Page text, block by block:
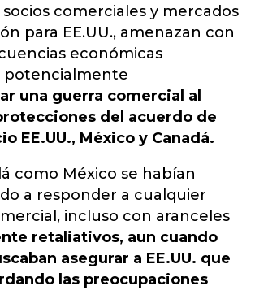
comerciales y mercados
para EE.UU., amenazan con
económicas
potencialmente
una guerra comercial al
del acuerdo de
EE.UU., México y Canadá.
como México se habían
a responder a cualquier
incluso con aranceles
retaliativos, aun cuando
asegurar a EE.UU. que
las preocupaciones